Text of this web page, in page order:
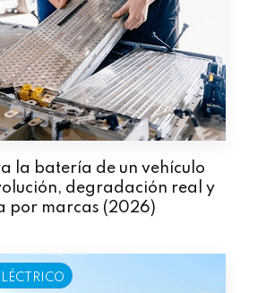
la batería de un vehículo
degradación real y
por marcas (2026)